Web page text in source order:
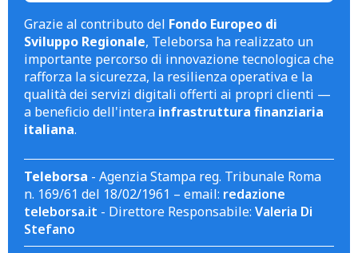
Grazie al contributo del Fondo Europeo di
Sviluppo Regionale, Teleborsa ha realizzato un
importante percorso di innovazione tecnologica che
rafforza la sicurezza, la resilienza operativa e la
qualità dei servizi digitali offerti ai propri clienti —
a beneficio dell'intera infrastruttura finanziaria
italiana.
Teleborsa - Agenzia Stampa reg. Tribunale Roma
n. 169/61 del 18/02/1961 – email: redazione
teleborsa.it - Direttore Responsabile: Valeria Di
Stefano